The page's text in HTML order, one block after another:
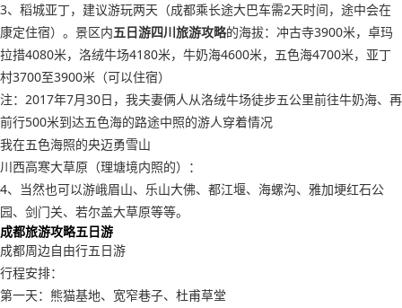
3、稻城亚丁，建议游玩两天（成都乘长途大巴车需2天时间，途中会在
康定住宿）。景区内五日游四川旅游攻略的海拔：冲古寺3900米，卓玛
拉措4080米，洛绒牛场4180米，牛奶海4600米，五色海4700米，亚丁
村3700至3900米（可以住宿）
注：2017年7月30日，我夫妻俩人从洛绒牛场徒步五公里前往牛奶海、再
前行500米到达五色海的路途中照的游人穿着情况
我在五色海照的央迈勇雪山
川西高寒大草原（理塘境内照的）：
4、当然也可以游峨眉山、乐山大佛、都江堰、海螺沟、雅加埂红石公
园、剑门关、若尔盖大草原等等。
成都旅游攻略五日游
成都周边自由行五日游
行程安排：
第一天：熊猫基地、宽窄巷子、杜甫草堂